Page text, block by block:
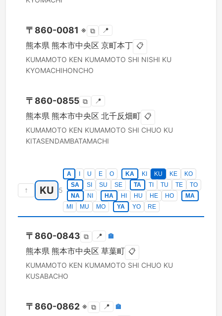
〒 860-0081 ※ ⧉ 📍
熊本県 熊本市中央区 京町本丁 📋
KUMAMOTO KEN KUMAMOTO SHI NISHI KU
KYOMACHIHONCHO
〒 860-0855 ⧉ 📍
熊本県 熊本市中央区 北千反畑町 📋
KUMAMOTO KEN KUMAMOTO SHI CHUO KU
KITASENDAMBATAMACHI
↑ KU 5
A U E O KA KI KU KE
KO
SA
SI SU SE TA TI TU TE
TO
NA
NI HA HI HU HE HO
MA
MI
MU MO YA YO RE
〒 860-0843 ⧉ 📍 🏣
熊本県 熊本市中央区 草葉町 📋
KUMAMOTO KEN KUMAMOTO SHI CHUO KU
KUSABACHO
〒 860-0862 ※ ⧉ 📍 🏣